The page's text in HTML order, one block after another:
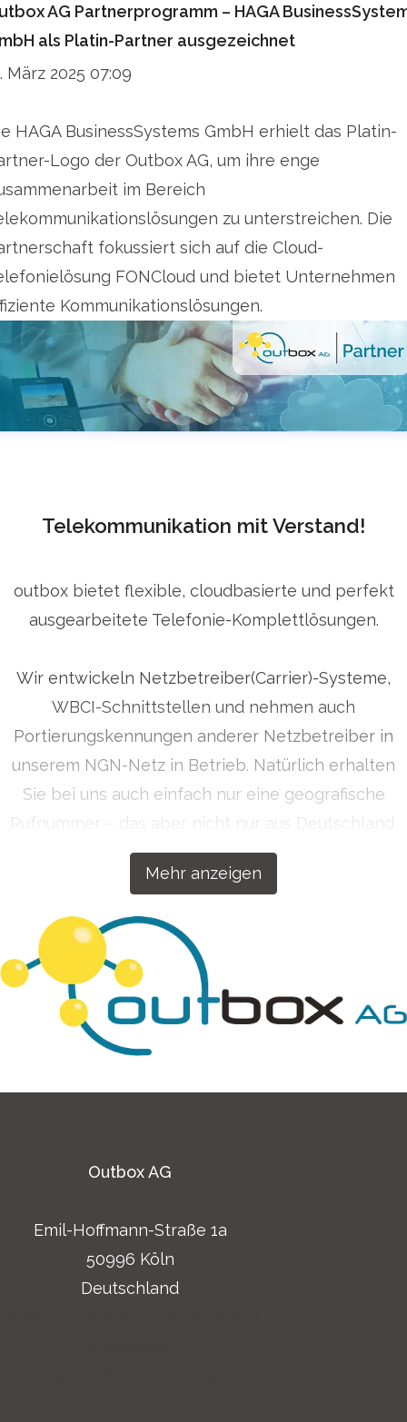
optic network operators with voice services for
the last mile. Our expertise helps international
carriers to survive in the German voice market.
For more information, visit www.outbox.de.
AG Partnerprogramm – HAGA
als Platin-Partner ausgezeichnet
März 2025 07:09
HAGA BusinessSystems GmbH erhielt das Platin-
Logo der Outbox AG, um ihre enge
im Bereich
zu unterstreichen. Die
fokussiert sich auf die Cloud-
FONCloud und bietet Unternehmen
Kommunikationslösungen.
Telekommunikation mit Verstand!
Mehr anzeigen
outbox bietet flexible, cloudbasierte und perfekt
ausgearbeitete Telefonie-Komplettlösungen.
Wir entwickeln Netzbetreiber(Carrier)-Systeme,
WBCI-Schnittstellen und nehmen auch
Portierungskennungen anderer Netzbetreiber in
unserem NGN-Netz in Betrieb. Natürlich erhalten
Sie bei uns auch einfach nur eine geografische
Rufnummer – das aber nicht nur aus Deutschland,
sondern auf Wunsch auch aus über 50 Ländern
weltweit. Getreu dem Motto „Wenn wir etwas
unsere Kommunikationslösungen für Ihren Erfolg
konzipiert.
Outbox AG
Emil-Hoffmann-Straße 1a
50996 Köln
Deutschland